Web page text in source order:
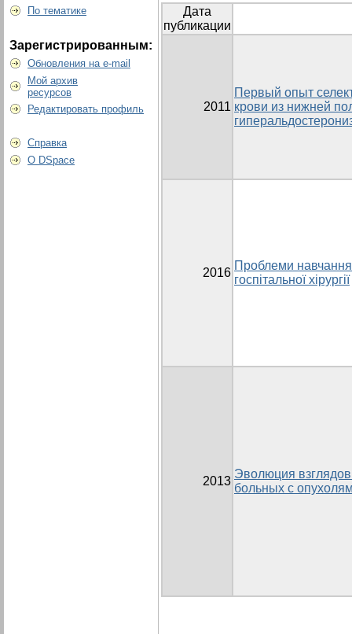
По тематике
Зарегистрированным:
Обновления на e-mail
Мой архив
ресурсов
Редактировать профиль
Справка
О DSpace
Дата
публикации
2011
Первый опыт
крови из нижней
2016
Проблеми навчання
госпітальної хірургії
2013
Эволюция взглядов
больных с